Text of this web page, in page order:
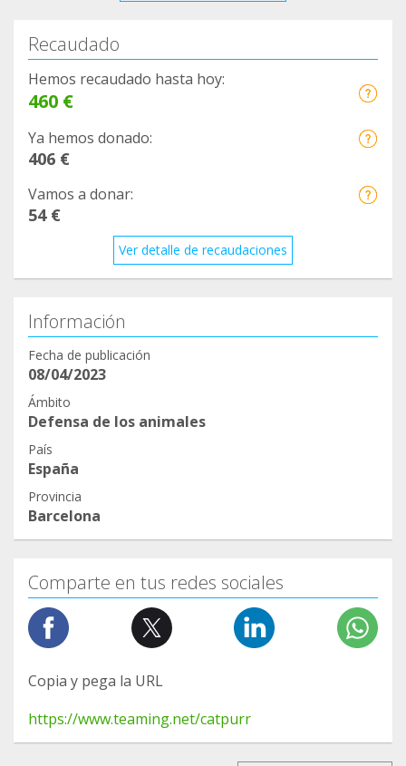
Recaudado
Hemos recaudado hasta hoy:
460 €
Ya hemos donado:
406 €
Vamos a donar:
54 €
Ver detalle de recaudaciones
Información
Fecha de publicación
08/04/2023
Ámbito
Defensa de los animales
País
España
Provincia
Barcelona
Comparte en tus redes sociales
Copia y pega la URL
https://www.teaming.net/catpurr